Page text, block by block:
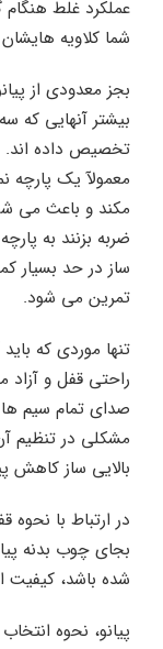
عملکرد غلط
شما کلاویه
بیشتر آنهایی که
تخصیص داده اند.
معمولآ یک
مکند و باعث می
ضربه بزنند به
ساز در حد بسیار
تمرین می شود.
تنها موردی که
راحتی قفل و آزاد
صدای تمام سیم
مشکلی در تنظیم
بالایی ساز کاهش
در ارتباط با
بجای چوب بدنه
شده باشد، کیفیت
پیانو، نحوه